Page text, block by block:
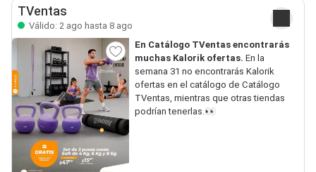
TVentas
Válido: 2 ago hasta 8 ago
En Catálogo TVentas encontrarás
muchas Kalorik ofertas. En la
semana 31 no encontrarás Kalorik
ofertas en el catálogo de Catálogo
TVentas, mientras que otras tiendas
podrían tenerlas.👀